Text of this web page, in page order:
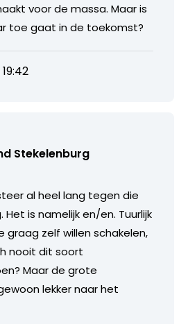
voor de massa. Maar is
toe gaat in de toekomst?
Stekelenburg
al heel lang tegen die
is namelijk en/en. Tuurlijk
graag zelf willen schakelen,
nooit dit soort
Maar de grote
lekker naar het